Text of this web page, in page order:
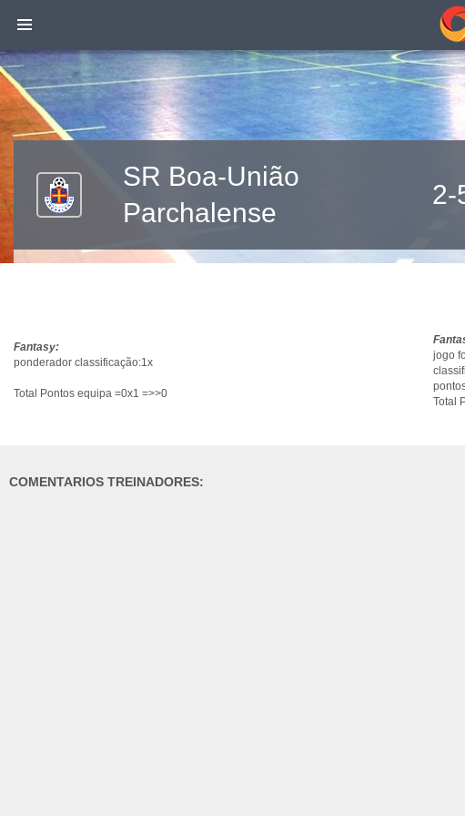
SR Boa-União
Parchalense
2-
Fantasy:
ponderador classificação:1x
Total Pontos equipa =0x1 =>>0
jogo
Total
COMENTARIOS TREINADORES: